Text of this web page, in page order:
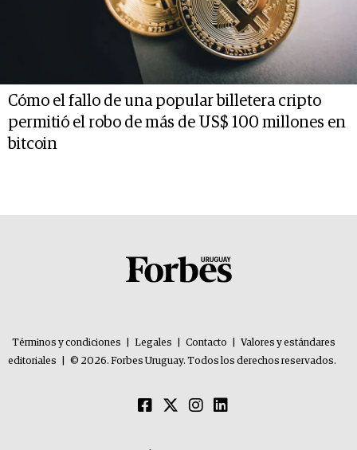
Cómo el fallo de una popular billetera cripto
permitió el robo de más de US$ 100 millones en
bitcoin
Términos y condiciones Legales Contacto
Valores y estándares
editoriales
© 2026. Forbes Uruguay. Todos los derechos reservados.